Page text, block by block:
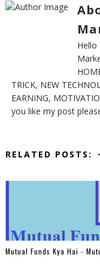
Hello
TRICK, NEW
EARNING,
you like my post
RELATED POSTS:
Mutual Funds Kya Hai -